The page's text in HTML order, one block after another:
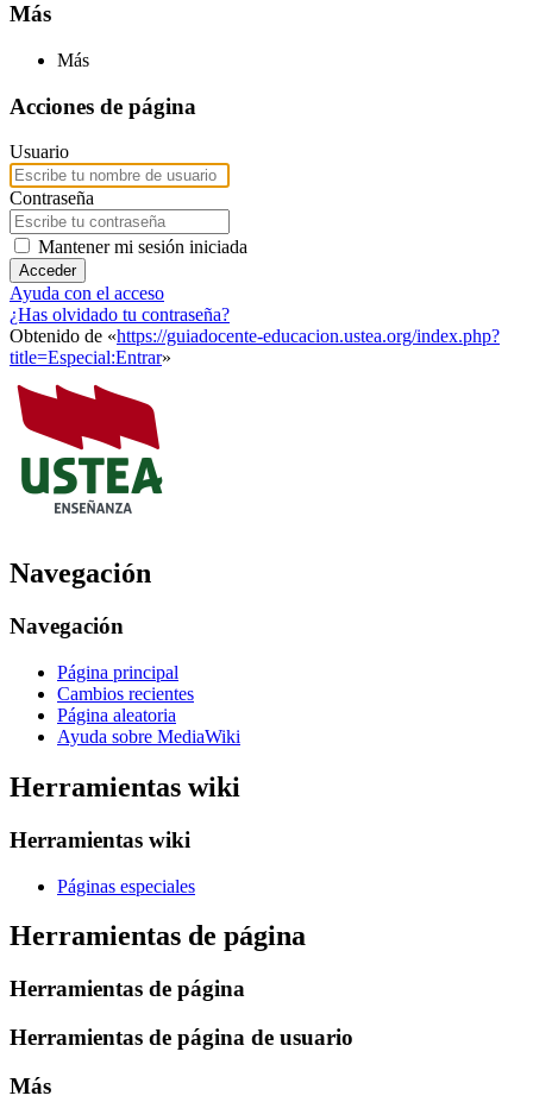
Más
Más
Acciones de página
Usuario
Contraseña
Mantener mi sesión iniciada
Acceder
Ayuda con el acceso
¿Has olvidado tu contraseña?
Obtenido de «https://guiadocente-educacion.ustea.org/index.php?
title=Especial:Entrar»
Navegación
Navegación
Página principal
Cambios recientes
Página aleatoria
Ayuda sobre MediaWiki
Herramientas wiki
Herramientas wiki
Páginas especiales
Herramientas de página
Herramientas de página
Herramientas de página de usuario
Más